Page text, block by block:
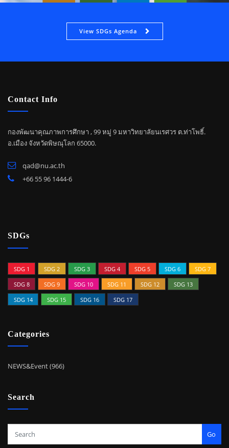
View SDGs Agenda
Contact Info
กองพัฒนาคุณภาพการศึกษา , 99 หมู่ 9 มหาวิทยาลัยนเรศวร ต.ท่าโพธิ์.
อ.เมือง จังหวัดพิษณุโลก 65000.
qad@nu.ac.th
+66 55 96 1444-6
SDGs
SDG 1 SDG 2 SDG 3 SDG 4 SDG 5 SDG 6
SDG 7
SDG 8
SDG 9 SDG 10 SDG 11 SDG 12
SDG 13
SDG 14
SDG 15 SDG 16 SDG 17
Categories
NEWS&Event (966)
Search
Go